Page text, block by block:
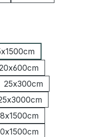
25x300cm